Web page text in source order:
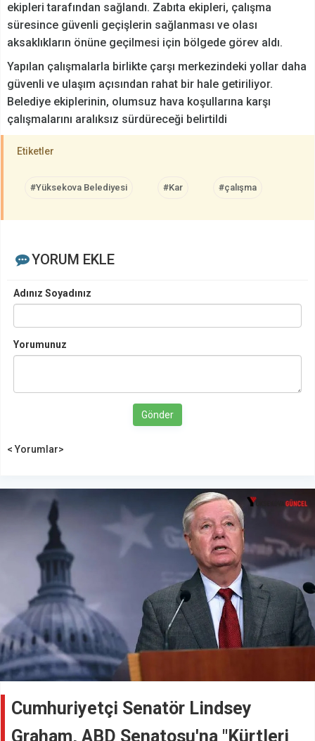
ekipleri tarafından sağlandı. Zabıta ekipleri, çalışma
süresince güvenli geçişlerin sağlanması ve olası
aksaklıkların önüne geçilmesi için bölgede görev aldı.
Yapılan çalışmalarla birlikte çarşı merkezindeki yollar daha
güvenli ve ulaşım açısından rahat bir hale getiriliyor.
Belediye ekiplerinin, olumsuz hava koşullarına karşı
çalışmalarını aralıksız sürdüreceği belirtildi
Etiketler
#Yüksekova Belediyesi #Kar #çalışma
YORUM EKLE
Adınız Soyadınız
Yorumunuz
Gönder
< Yorumlar>
Cumhuriyetçi Senatör Lindsey
Graham, ABD Senatosu'na "Kürtleri